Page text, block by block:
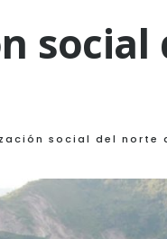
social del norte